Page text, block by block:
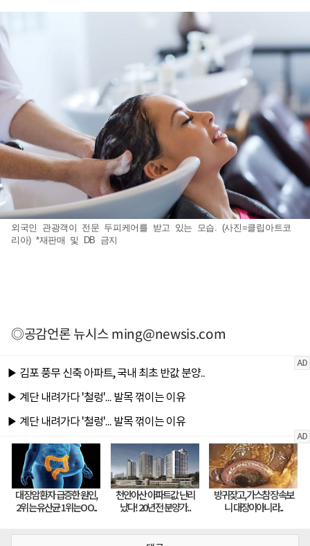
외국인 관광객이 전문 두피케어를 받고 있는 모습. (사진=클립아트코
리아) *재판매 및 DB 금지
◎공감언론 뉴시스ming@newsis.com